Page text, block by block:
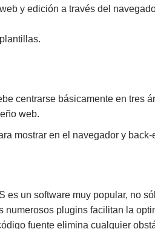
y edición a través del
centrarse básicamente en tres
web.
mostrar en el navegador y
un software muy popular, no
plugins facilitan la
fuente elimina cualquier